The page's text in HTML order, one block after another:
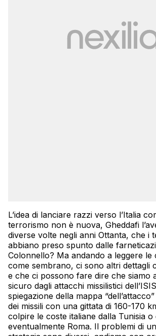
L’idea di lanciare razzi verso l’Italia
terrorismo non è nuova, Gheddafi
diverse volte negli anni Ottanta, che i
abbiano preso spunto dalle
Colonnello? Ma andando a leggere le
come sembrano, ci sono altri dettagli
e che ci possono fare dire che siamo
sicuro dagli attacchi missilistici
spiegazione della mappa
dei missili con una gittata di 160-170
colpire le coste italiane dalla Tunisia o
eventualmente Roma. Il problemi di